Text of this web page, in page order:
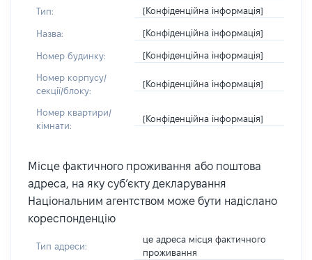
Тип: [Конфіденційна інформація]
Назва: [Конфіденційна інформація]
Номер будинку: [Конфіденційна інформація]
Номер корпусу/
секції/блоку:
[Конфіденційна інформація]
Номер квартири/
кімнати:
[Конфіденційна інформація]
Місце фактичного проживання або поштова
адреса, на яку суб’єкту декларування
Національним агентством може бути надіслано
кореспонденцію
Тип адреси:
це адреса місця фактичного
проживання